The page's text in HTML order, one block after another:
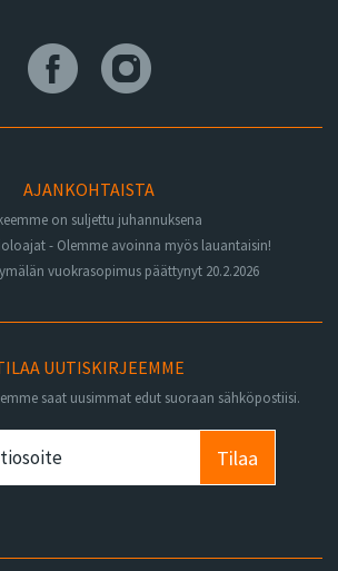
AJANKOHTAISTA
on suljettu juhannuksena
- Olemme avoinna myös lauantaisin!
vuokrasopimus päättynyt 20.2.2026
UUTISKIRJEEMME
saat uusimmat edut suoraan sähköpostiisi.
Tilaa